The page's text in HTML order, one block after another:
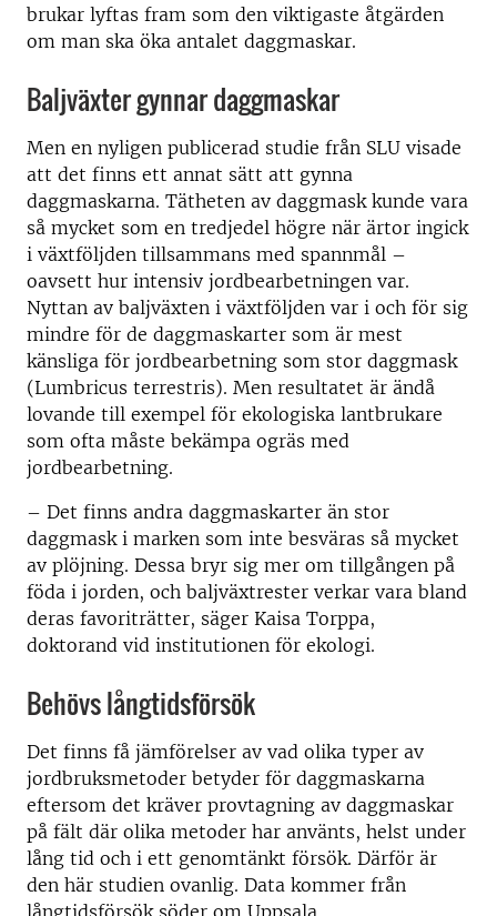
brukar lyftas fram som den viktigaste åtgärden
om man ska öka antalet daggmaskar.
Baljväxter gynnar daggmaskar
Men en nyligen publicerad studie från SLU visade
att det finns ett annat sätt att gynna
daggmaskarna. Tätheten av daggmask kunde vara
så mycket som en tredjedel högre när ärtor ingick
i växtföljden tillsammans med spannmål –
oavsett hur intensiv jordbearbetningen var.
Nyttan av baljväxten i växtföljden var i och för sig
mindre för de daggmaskarter som är mest
känsliga för jordbearbetning som stor daggmask
(Lumbricus terrestris). Men resultatet är ändå
lovande till exempel för ekologiska lantbrukare
som ofta måste bekämpa ogräs med
jordbearbetning.
– Det finns andra daggmaskarter än stor
daggmask i marken som inte besväras så mycket
av plöjning. Dessa bryr sig mer om tillgången på
föda i jorden, och baljväxtrester verkar vara bland
deras favoriträtter, säger Kaisa Torppa,
doktorand vid institutionen för ekologi.
Behövs långtidsförsök
Det finns få jämförelser av vad olika typer av
jordbruksmetoder betyder för daggmaskarna
eftersom det kräver provtagning av daggmaskar
på fält där olika metoder har använts, helst under
lång tid och i ett genomtänkt försök. Därför är
den här studien ovanlig. Data kommer från
långtidsförsök söder om Uppsala.